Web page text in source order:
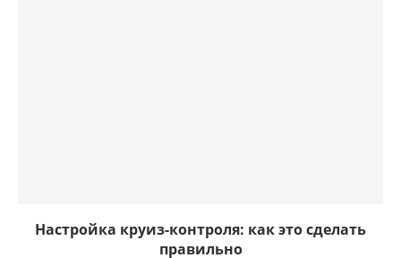
Настройка круиз-контроля: как это сделать
правильно